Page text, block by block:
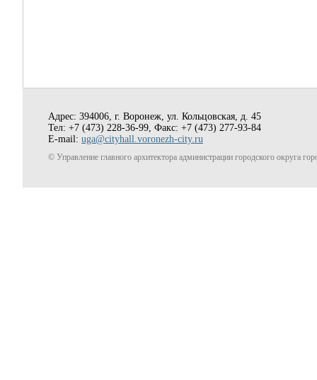
Адрес: 394006, г. Воронеж, ул. Кольцовская, д. 45
Тел: +7 (473) 228-36-99, Факс: +7 (473) 277-93-84
E-mail: uga@cityhall.voronezh-city.ru
© Управление главного архитектора администрации городского округа